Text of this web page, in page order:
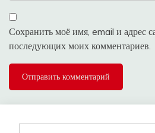
Сохранить моё имя, email и адрес
последующих моих комментариев.